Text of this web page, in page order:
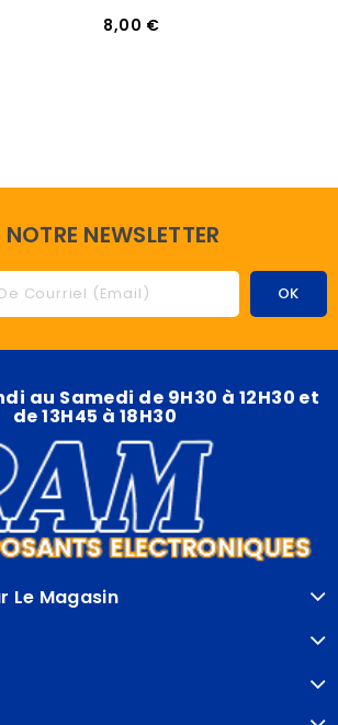
8,00 €
NEWSLETTER
au Samedi de 9H30 à 12H30 et
de 13H45 à 18H30
Le Magasin